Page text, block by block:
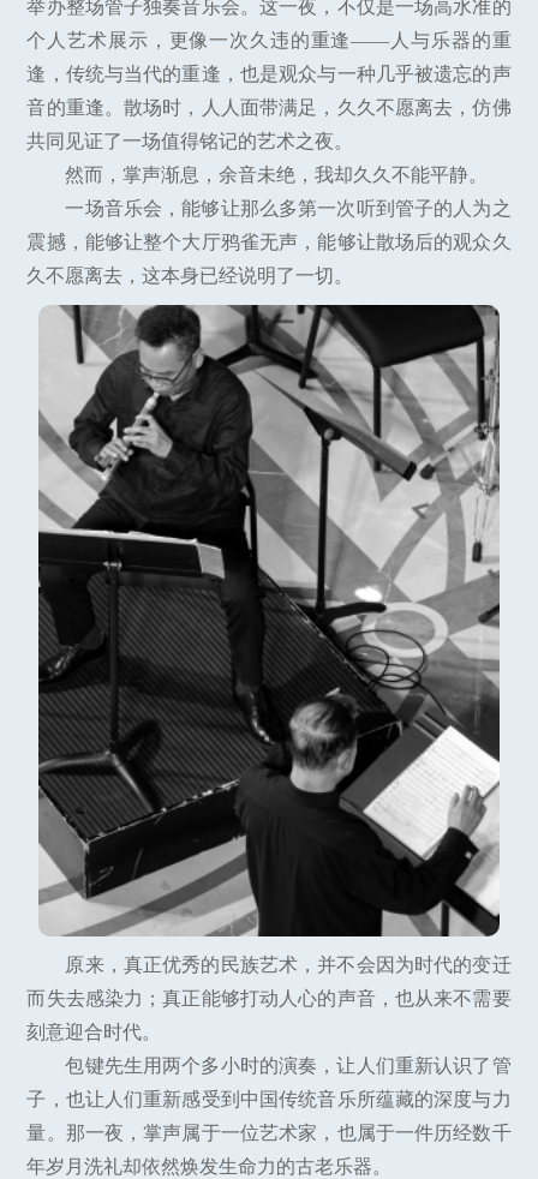
举办整场管子独奏音乐会。这一夜，不仅是一场高水准的
个人艺术展示，更像一次久违的重逢——人与乐器的重
逢，传统与当代的重逢，也是观众与一种几乎被遗忘的声
音的重逢。散场时，人人面带满足，久久不愿离去，仿佛
共同见证了一场值得铭记的艺术之夜。
然而，掌声渐息，余音未绝，我却久久不能平静。
一场音乐会，能够让那么多第一次听到管子的人为之
震撼，能够让整个大厅鸦雀无声，能够让散场后的观众久
久不愿离去，这本身已经说明了一切。
原来，真正优秀的民族艺术，并不会因为时代的变迁
而失去感染力；真正能够打动人心的声音，也从来不需要
刻意迎合时代。
包键先生用两个多小时的演奏，让人们重新认识了管
子，也让人们重新感受到中国传统音乐所蕴藏的深度与力
量。那一夜，掌声属于一位艺术家，也属于一件历经数千
年岁月洗礼却依然焕发生命力的古老乐器。